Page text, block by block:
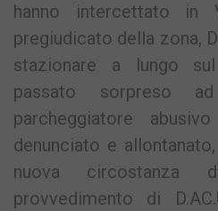
hanno intercettato in
pregiudicato della zona,
stazionare a lungo
passato sorpreso
parcheggiatore
denunciato e
nuova circostanza
provvedimento di